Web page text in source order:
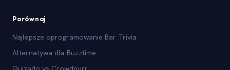
Porównaj
Najlepsze oprogramowanie Bar Trivia
Alternatywa dla Buzztime